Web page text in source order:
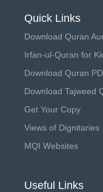
Quick Links
Download Quran
Irfan-ul-Quran for
Download Quran
Download Tajweed
Get Your Copy
Views of Dignitaries
MQI Websites
Useful Links